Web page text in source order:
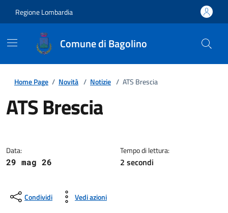
Regione Lombardia
Comune di Bagolino
Home Page / Novità / Notizie / ATS Brescia
ATS Brescia
Data:
29 mag 26
Tempo di lettura:
2 secondi
Condividi Vedi azioni